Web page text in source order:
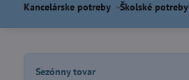
Kancelárske potreby Školské potreby
Sezónny tovar